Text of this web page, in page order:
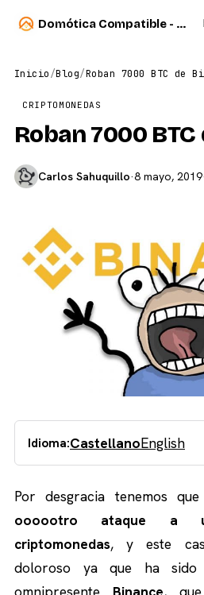
Domótica Compatible - Carlos Sahuquillo
Inicio/Blog/Roban 7000 BTC de
CRIPTOMONEDAS
Roban 7000
Carlos Sahuquillo·8 mayo, 2019·
Idioma:CastellanoEnglish
Por desgracia tenemos
oooootro ataque a
criptomonedas, y este
doloroso ya que ha